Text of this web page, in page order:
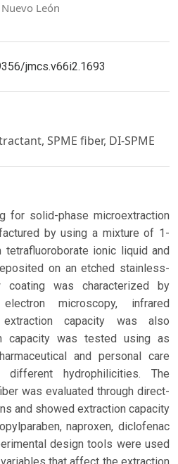
León
jmcs.v66i2.1693
SPME fiber, DI-SPME
for solid-phase microextraction
by using a mixture of 1-
tetrafluoroborate ionic liquid and
on an etched stainless-
was characterized by
microscopy, infrared
capacity was also
capacity was tested using as
and personal care
hydrophilicities. The
was evaluated through direct-
and showed extraction capacity
naproxen, diclofenac
design tools were used